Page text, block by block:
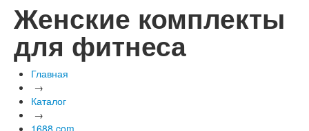
Женские комплекты
для фитнеса
Главная
→
Каталог
→
1688.com